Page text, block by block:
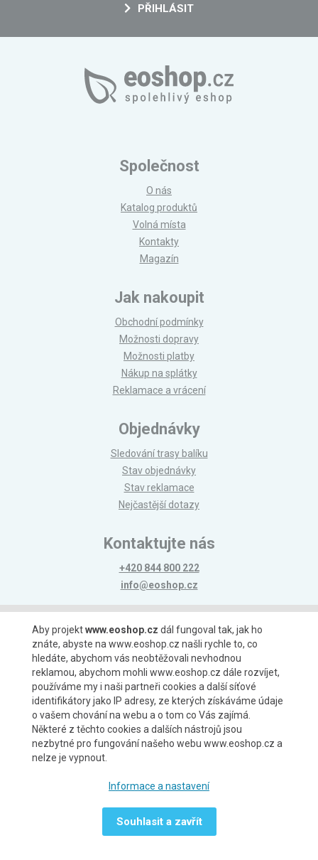
PŘIHLÁSIT
Společnost
O nás
Katalog produktů
Volná místa
Kontakty
Magazín
Jak nakoupit
Obchodní podmínky
Možnosti dopravy
Možnosti platby
Nákup na splátky
Reklamace a vrácení
Objednávky
Sledování trasy balíku
Stav objednávky
Stav reklamace
Nejčastější dotazy
Kontaktujte nás
+420 844 800 222
info@eoshop.cz
Možnosti platby
Možnosti dopravy
Aby projektwww.eoshop.cz dál fungoval tak, jak ho
znáte, abyste na www.eoshop.cz našli rychle to, co
hledáte, abychom vás neobtěžovali nevhodnou
reklamou, abychom mohli www.eoshop.cz dále rozvíjet,
používáme my i naši partneři cookies a další síťové
identifikátory jako IP adresy, ze kterých získáváme údaje
o vašem chování na webu a o tom co Vás zajímá.
Některé z těchto cookies a dalších nástrojů jsou
nezbytné pro fungování našeho webu www.eoshop.cz a
nelze je vypnout.
Informace a nastavení
Souhlasit a zavřít